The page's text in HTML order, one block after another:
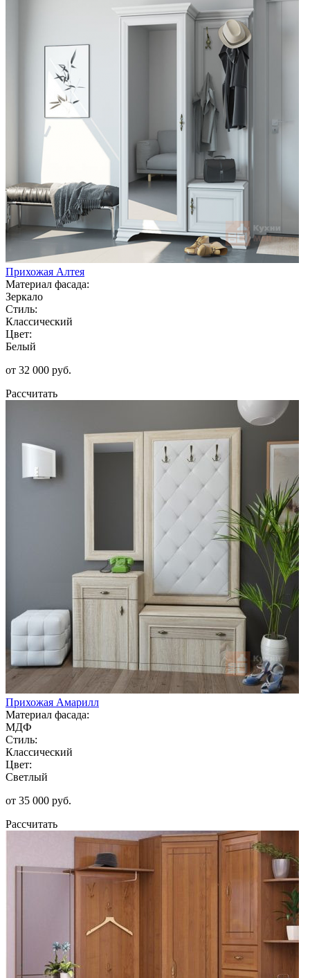
Прихожая Алтея
Материал фасада:
Зеркало
Стиль:
Классический
Цвет:
Белый
от 32 000 руб.
Рассчитать
Прихожая Амарилл
Материал фасада:
МДФ
Стиль:
Классический
Цвет:
Светлый
от 35 000 руб.
Рассчитать